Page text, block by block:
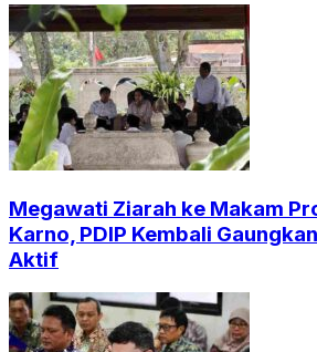
Megawati Ziarah ke Makam
Karno, PDIP Kembali
Aktif